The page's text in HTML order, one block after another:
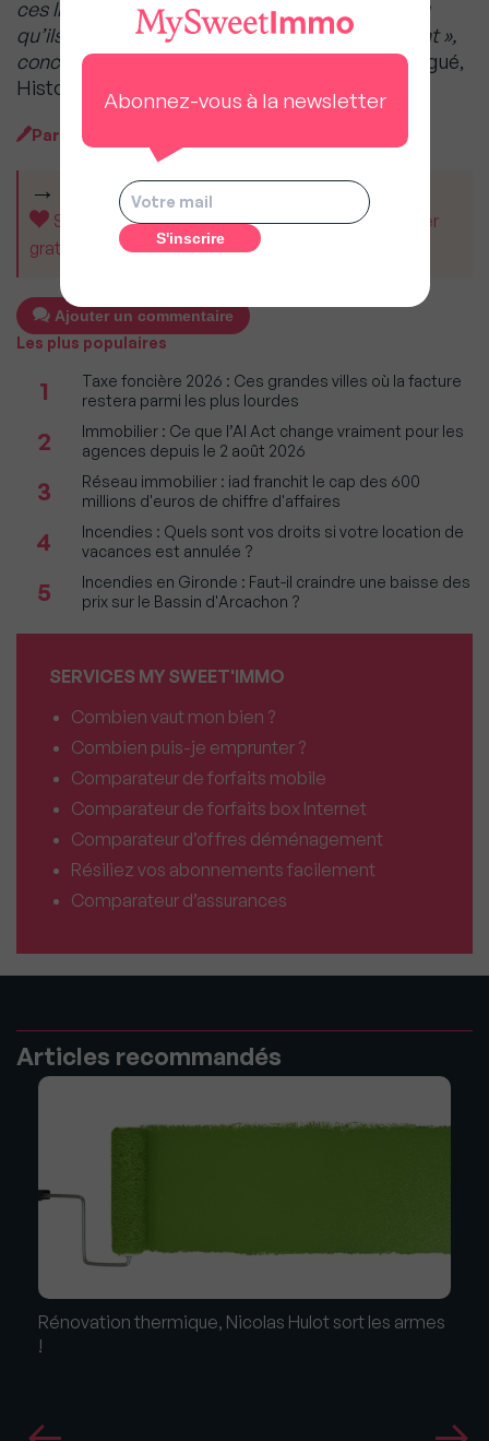
ces lieux, qu’ils habitent dans ce patrimoine ou
qu’ils viennent simplement y passer un moment »,
conclutArnaud Baudel, Directeur Général Délégué,
Histoire & Patrimoine
Par MySweetImmo
CET ARTICLE VOUS A AIDÉ ?
Soutenez MySweetImmo et aidez-nous à rester
gratuit pour tous.
Ajouter un commentaire
Les plus populaires
1
Taxe foncière 2026 : Ces grandes villes où la facture
restera parmi les plus lourdes
2
Immobilier : Ce que l’AI Act change vraiment pour les
agences depuis le 2 août 2026
3
Réseau immobilier : iad franchit le cap des 600
millions d'euros de chiffre d'affaires
4
Incendies : Quels sont vos droits si votre location de
vacances est annulée ?
5
Incendies en Gironde : Faut-il craindre une baisse des
prix sur le Bassin d'Arcachon ?
SERVICES MY SWEET'IMMO
Combien vaut mon bien ?
Combien puis-je emprunter ?
Comparateur de forfaits mobile
Comparateur de forfaits box Internet
Comparateur d’offres déménagement
Résiliez vos abonnements facilement
Comparateur d’assurances
Articles recommandés
Rénovation thermique, Nicolas Hulot sort les armes
!
Abonnez-vous à la newsletter